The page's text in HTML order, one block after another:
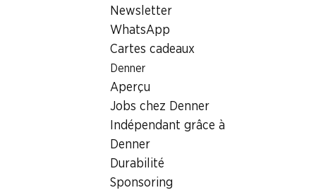
Newsletter
WhatsApp
Cartes cadeaux
Denner
Aperçu
Jobs chez Denner
Indépendant grâce à
Denner
Durabilité
Sponsoring
Heures d'ouverture spéciales
Sam., 15.08.2026